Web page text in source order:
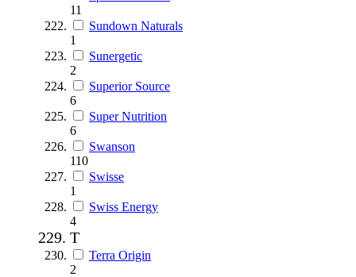
11
Sundown Naturals
1
Sunergetic
2
Superior Source
6
Super Nutrition
6
Swanson
110
Swisse
1
Swiss Energy
4
T
Terra Origin
2